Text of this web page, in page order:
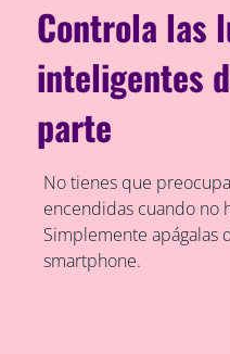
Controla las
inteligentes
parte
No tienes que
encendidas cuando no
Simplemente apágalas
smartphone.